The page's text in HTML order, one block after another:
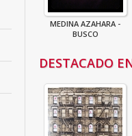
MEDINA AZAHARA -
BUSCO
DESTACADO